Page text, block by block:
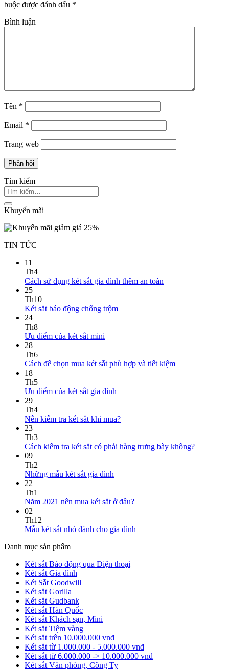
buộc được đánh dấu *
Bình luận
Tên *
Email *
Trang web
Tìm kiếm
Khuyến mãi
TIN TỨC
11
Th4
Cách sử dụng két sắt gia đình thêm an toàn
25
Th10
Két sắt báo động chống trộm
24
Th8
Ưu điểm của két sắt mini
28
Th6
Cách để chọn mua két sắt phù hợp và tiết kiệm
18
Th5
Ưu điểm của két sắt gia đình
29
Th4
Nên kiểm tra két sắt khi mua?
23
Th3
Cách kiểm tra két sắt có phải hàng trưng bày không?
09
Th2
Những mẫu két sắt gia đình
22
Th1
Năm 2021 nên mua két sắt ở đâu?
02
Th12
Mẫu két sắt nhỏ dành cho gia đình
Danh mục sản phẩm
Két sắt Báo động qua Điện thoại
Két sắt Gia đình
Két Sắt Goodwill
Két sắt Gorilla
Két sắt Gudbank
Két sắt Hàn Quốc
Két sắt Khách sạn, Mini
Két sắt Tiệm vàng
Két sắt trên 10.000.000 vnđ
Két sắt từ 1.000.000 - 5.000.000 vnđ
Két sắt từ 6.000.000 -> 10.000.000 vnđ
Két sắt Văn phòng, Công Ty